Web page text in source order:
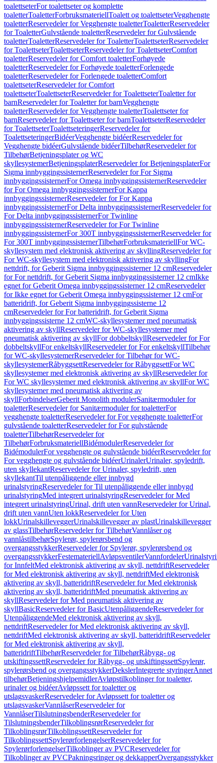
toalettseterFor toalettseter og komplette
toaletterToaletterForbruksmateriellToalett og toalettseterVegghengte
toaletterReservedeler for Vegghengte toaletterToaletterReservedeler
for ToaletterGulvstående toaletterReservedeler for Gulvstående
toaletterToaletterReservedeler for ToaletterToalettseterReservedeler
for ToalettseterToalettseterReservedeler for ToalettseterComfort
toaletterReservedeler for Comfort toaletterForhøyede
toaletterReservedeler for Forhøyede toaletterForlengede
toaletterReservedeler for Forlengede toaletterComfort
toalettseterReservedeler for Comfort
toalettseterToalettseterReservedeler for ToalettseterToaletter for
barnReservedeler for Toaletter for barnVegghengte
toaletterReservedeler for Vegghengte toaletterToalettseter for
barnReservedeler for Toalettseter for barnToalettseterReservedeler
for ToalettseterToalettseteringerReservedeler for
ToalettseteringerBidéerVegghengte bidéerReservedeler for
Vegghengte bidéerGulvstående bidéerTilbehørReservedeler for
TilbehørBetjeningsplater og WC
skyllesystemerBetjeningsplaterReservedeler for BetjeningsplaterFor
Sigma innbyggingssisternerReservedeler for For Sigma
innbyggingssisternerFor Omega innbyggingssisternerReservedeler
for For Omega innbyggingssisternerFor Kappa
innbyggingssisternerReservedeler for For Kappa
innbyggingssisternerFor Delta innbyggingssisternerReservedeler for
For Delta innbyggingssisternerFor Twinline
innbyggingssisternerReservedeler for For Twinline
innbyggingssisternerFor 300T innbyggingssisternerReservedeler for
For 300T innbyggingssisternerTilbehørForbruksmateriellFor WC-
skyllesystem med elektronisk aktivering av skyllingReservedeler for
For WC-skyllesystem med elektronisk aktivering av skyllingFor
nettdrift, for Geberit Sigma innbyggingssisterner 12 cmReservedeler
for For nettdrift, for Geberit Sigma innbyggingssisterner 12 cmIkke
egnet for Geberit Omega innbyggingssisterner 12 cmReservedeler
for Ikke egnet for Geberit Omega innbyggingssisterner 12 cmFor
batteridrift, for Geberit Sigma innbyggingssisterne 12
cmReservedeler for For batteridrift, for Geberit Sigma
innbyggingssisterne 12 cmWC-skyllesystemer med pneumatisk
aktivering av skyllReservedeler for WC-skyllesystemer med
pneumatisk aktivering av skyllFor dobbeltskyllReservedeler for For
dobbeltskyllFor enkeltskyllReservedeler for For enkeltskyllTilbehør
for WC-skyllesystemerReservedeler for Tilbehør for WC-
skyllesystemerRåbyggsettReservedeler for RåbyggsettFor WC
skyllesystemer med elektronisk aktivering av skyllReservedeler for
For WC skyllesystemer med elektronisk aktivering av skyllFor WC
skyllesystemer med pneumatisk aktivering av
skyllForbindelserGeberit Monolith modulerSanitærmoduler for
toaletterReservedeler for Sanitærmoduler for toaletterFor
vegghengte toaletterReservedeler for For vegghengte toaletterFor
gulvstående toaletterReservedeler for For gulvstående
toaletterTilbehørReservedeler for
TilbehørForbruksmateriellBidémodulerReservedeler for
BidémodulerFor vegghengte og gulvstående bidéerReservedeler for
For vegghengte og gulvstående bidéerUrinalerUrinaler, spyledrift,
uten skyllekantReservedeler for Urinaler, spyledrift, uten
skyllekantTil utenpåliggende eller innbygd
urinalstyringReservedeler for Til utenpåliggende eller innbygd
urinalstyringMed integrert urinalstyringReservedeler for Med
integrert urinalstyringUrinal, drift uten vannReservedeler for Urinal,
drift uten vannUten lokkReservedeler for Uten
lokkUrinalskilleveggerUrinalskillevegger av plastUrinalskillevegger
av glassTilbehørReservedeler for TilbehørVannlåser og
vannlåstilbehørSpylerør, spylerørsbend og
overgangsstykkerReservedeler for Spylerør, spylerørsbend og
overgangsstykkerFestemateriellAvløpsventilerVannfordeler
for InnfeltMed elektronisk aktivering av skyll, nettdriftReservedeler
for Med elektronisk aktivering av skyll, nettdriftMed elektronisk
aktivering av skyll, batteridriftReservedeler for Med elektronisk
aktivering av skyll, batteridriftMed pneumatisk aktivering av
skyllReservedeler for Med pneumatisk aktivering av
skyllBasicReservedeler for BasicUtenpåliggendeReservedeler for
UtenpåliggendeMed elektronisk aktivering av skyll,
nettdriftReservedeler for Med elektronisk aktivering av skyll,
nettdriftMed elektronisk aktivering av skyll, batteridriftReservedeler
for Med elektronisk aktivering av skyll,
batteridriftTilbehørReservedeler for TilbehørRåbygg- og
utskiftingssettReservedeler for Råbygg- og utskiftingssettSpylerør,
spylerørsbend og overgangsstykkerDekslerIntegrerte styringerAnnet
tilbehørBetjeningshjelpemidlerAvløpstilkoblinger for toaletter,
urinaler og bidéerAvløpssett for toaletter og
utslagsvaskerReservedeler for Avløpssett for toaletter og
utslagsvaskerVannlåserReservedeler for
VannlåserTilslutningsbenderReservedeler for
TilslutningsbenderTilkoblingsrørReservedeler for
TilkoblingsrørTilkoblingssettReservedeler for
TilkoblingssettSpylerørforlengelserReservedeler for
SpylerørforlengelserTilkoblinger av PVCReservedeler for
Tilkoblinger av PVCPakningsringer og dekkapperOvergangsstykker